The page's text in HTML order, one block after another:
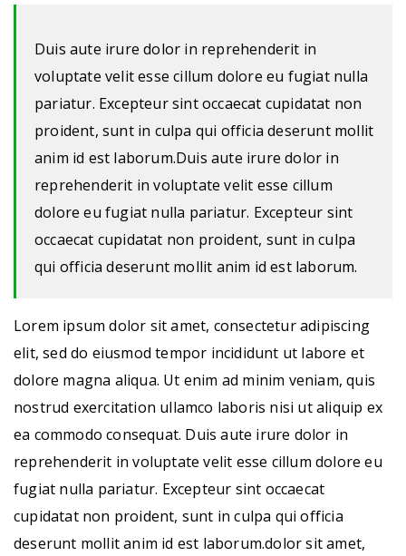
Duis aute irure dolor in reprehenderit in
voluptate velit esse cillum dolore eu fugiat nulla
pariatur. Excepteur sint occaecat cupidatat non
proident, sunt in culpa qui officia deserunt mollit
anim id est laborum.Duis aute irure dolor in
reprehenderit in voluptate velit esse cillum
dolore eu fugiat nulla pariatur. Excepteur sint
occaecat cupidatat non proident, sunt in culpa
qui officia deserunt mollit anim id est laborum.
Lorem ipsum dolor sit amet, consectetur adipiscing
elit, sed do eiusmod tempor incididunt ut labore et
dolore magna aliqua. Ut enim ad minim veniam, quis
nostrud exercitation ullamco laboris nisi ut aliquip ex
ea commodo consequat. Duis aute irure dolor in
reprehenderit in voluptate velit esse cillum dolore eu
fugiat nulla pariatur. Excepteur sint occaecat
cupidatat non proident, sunt in culpa qui officia
deserunt mollit anim id est laborum.dolor sit amet,